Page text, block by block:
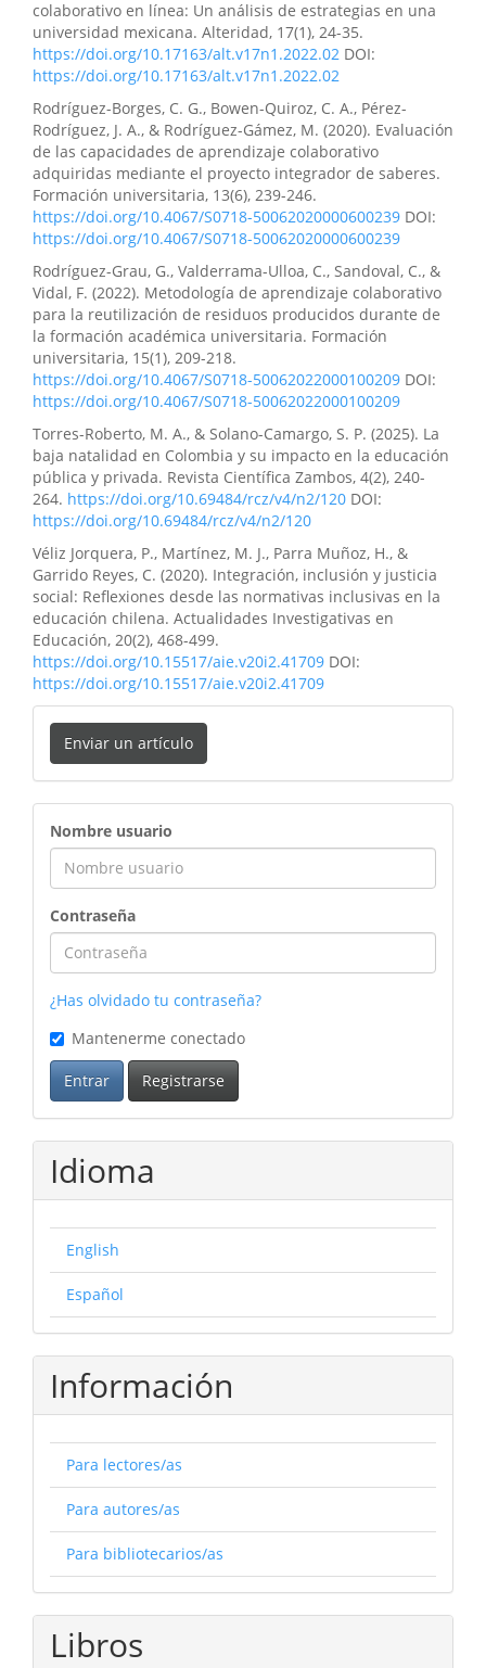
colaborativo en línea: Un análisis de estrategias en una
universidad mexicana. Alteridad, 17(1), 24-35.
https://doi.org/10.17163/alt.v17n1.2022.02 DOI:
https://doi.org/10.17163/alt.v17n1.2022.02
Rodríguez-Borges, C. G., Bowen-Quiroz, C. A., Pérez-
Rodríguez, J. A., & Rodríguez-Gámez, M. (2020). Evaluación
de las capacidades de aprendizaje colaborativo
adquiridas mediante el proyecto integrador de saberes.
Formación universitaria, 13(6), 239-246.
https://doi.org/10.4067/S0718-50062020000600239 DOI:
https://doi.org/10.4067/S0718-50062020000600239
Rodríguez-Grau, G., Valderrama-Ulloa, C., Sandoval, C., &
Vidal, F. (2022). Metodología de aprendizaje colaborativo
para la reutilización de residuos producidos durante de
la formación académica universitaria. Formación
universitaria, 15(1), 209-218.
https://doi.org/10.4067/S0718-50062022000100209 DOI:
https://doi.org/10.4067/S0718-50062022000100209
Torres-Roberto, M. A., & Solano-Camargo, S. P. (2025). La
baja natalidad en Colombia y su impacto en la educación
pública y privada. Revista Científica Zambos, 4(2), 240-
264. https://doi.org/10.69484/rcz/v4/n2/120 DOI:
https://doi.org/10.69484/rcz/v4/n2/120
Véliz Jorquera, P., Martínez, M. J., Parra Muñoz, H., &
Garrido Reyes, C. (2020). Integración, inclusión y justicia
social: Reflexiones desde las normativas inclusivas en la
educación chilena. Actualidades Investigativas en
Educación, 20(2), 468-499.
https://doi.org/10.15517/aie.v20i2.41709 DOI:
https://doi.org/10.15517/aie.v20i2.41709
Enviar un artículo
ingreso
Nombre usuario
Contraseña
¿Has olvidado tu contraseña?
Mantenerme conectado
Entrar Registrarse
Idioma
English
Español
Información
Para lectores/as
Para autores/as
Para bibliotecarios/as
Libros